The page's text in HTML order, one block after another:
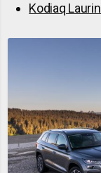
Kodiaq